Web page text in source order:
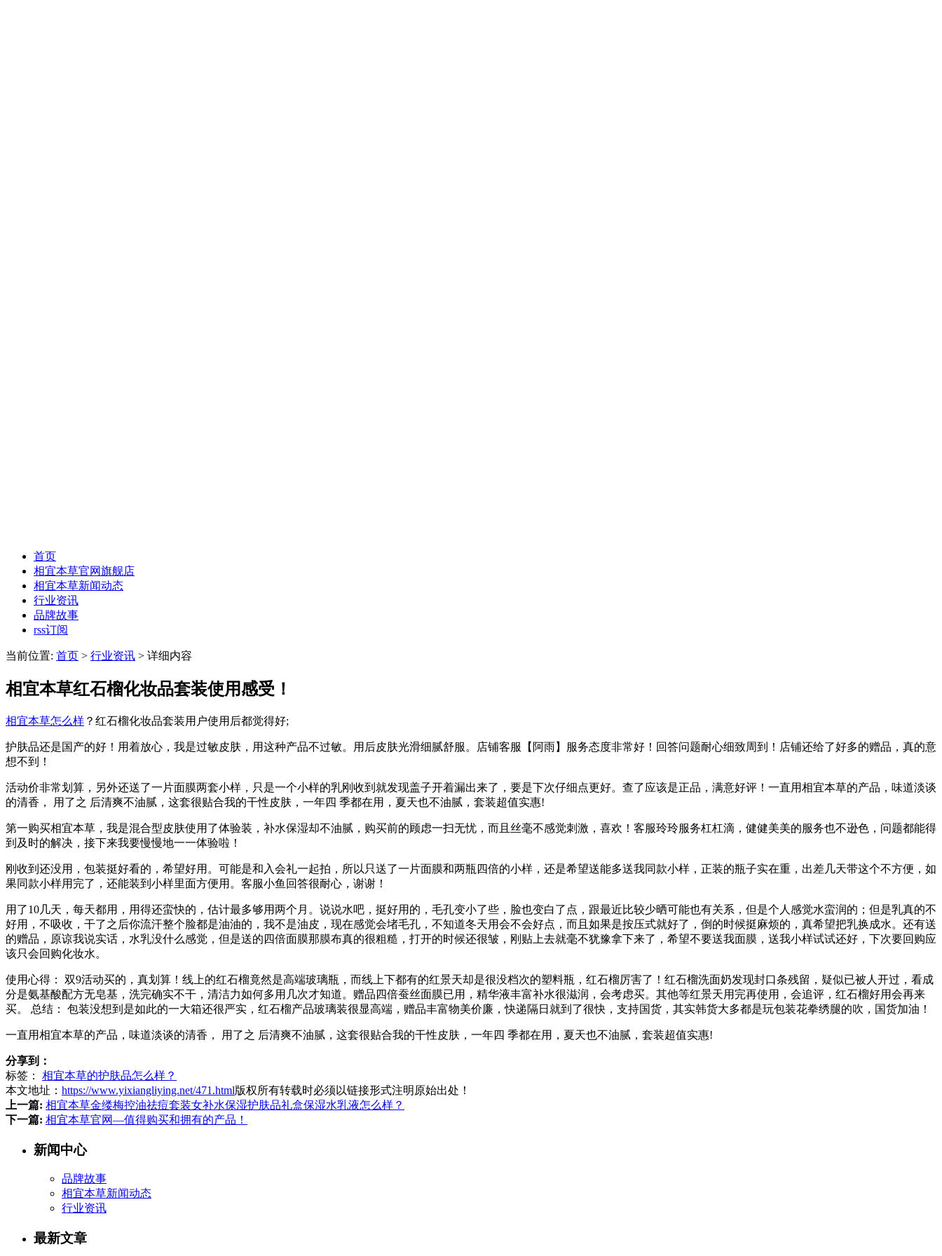
首页
相宜本草官网旗舰店
相宜本草新闻动态
行业资讯
品牌故事
rss订阅
当前位置: 首页 > 行业资讯 > 详细内容
相宜本草红石榴化妆品套装使用感受！
相宜本草怎么样 ？红石榴化妆品套装用户使用后都觉得好;
护肤品还是国产的好！用着放心，我是过敏皮肤，用这种产品不过敏。用后皮肤光滑细腻舒服。店铺客服【阿雨】服务态度非常好！回答问题耐心细致周到！店铺还给了好多的赠品，真的意
想不到！
活动价非常划算，另外还送了一片面膜两套小样，只是一个小样的乳刚收到就发现盖子开着漏出来了，要是下次仔细点更好。查了应该是正品，满意好评！一直用相宜本草的产品，味道淡谈
的清香， 用了之 后清爽不油腻，这套很贴合我的干性皮肤，一年四 季都在用，夏天也不油腻，套装超值实惠!
第一购买相宜本草，我是混合型皮肤使用了体验装，补水保湿却不油腻，购买前的顾虑一扫无忧，而且丝毫不感觉刺激，喜欢！客服玲玲服务杠杠滴，健健美美的服务也不逊色，问题都能得
到及时的解决，接下来我要慢慢地一一体验啦！
刚收到还没用，包装挺好看的，希望好用。可能是和入会礼一起拍，所以只送了一片面膜和两瓶四倍的小样，还是希望送能多送我同款小样，正装的瓶子实在重，出差几天带这个不方便，如
果同款小样用完了，还能装到小样里面方便用。客服小鱼回答很耐心，谢谢！
用了10几天，每天都用，用得还蛮快的，估计最多够用两个月。说说水吧，挺好用的，毛孔变小了些，脸也变白了点，跟最近比较少晒可能也有关系，但是个人感觉水蛮润的；但是乳真的不
好用，不吸收，干了之后你流汗整个脸都是油油的，我不是油皮，现在感觉会堵毛孔，不知道冬天用会不会好点，而且如果是按压式就好了，倒的时候挺麻烦的，真希望把乳换成水。还有送
的赠品，原谅我说实话，水乳没什么感觉，但是送的四倍面膜那膜布真的很粗糙，打开的时候还很皱，刚贴上去就毫不犹豫拿下来了，希望不要送我面膜，送我小样试试还好，下次要回购应
该只会回购化妆水。
使用心得： 双9活动买的，真划算！线上的红石榴竟然是高端玻璃瓶，而线上下都有的红景天却是很没档次的塑料瓶，红石榴厉害了！红石榴洗面奶发现封口条残留，疑似已被人开过，看成
分是氨基酸配方无皂基，洗完确实不干，清洁力如何多用几次才知道。赠品四倍蚕丝面膜已用，精华液丰富补水很滋润，会考虑买。其他等红景天用完再使用，会追评，红石榴好用会再来
买。 总结： 包装没想到是如此的一大箱还很严实，红石榴产品玻璃装很显高端，赠品丰富物美价廉，快递隔日就到了很快，支持国货，其实韩货大多都是玩包装花拳绣腿的吹，国货加油！
一直用相宜本草的产品，味道淡谈的清香， 用了之 后清爽不油腻，这套很贴合我的干性皮肤，一年四 季都在用，夏天也不油腻，套装超值实惠!
分享到：
标签： 相宜本草的护肤品怎么样？
本文地址： https://www.yixiangliying.net/471.html版权所有转载时必须以链接形式注明原始出处！
上一篇: 相宜本草金缕梅控油祛痘套装女补水保湿护肤品礼盒保湿水乳液怎么样？
下一篇: 相宜本草官网—值得购买和拥有的产品！
新闻中心
品牌故事
相宜本草新闻动态
行业资讯
最新文章